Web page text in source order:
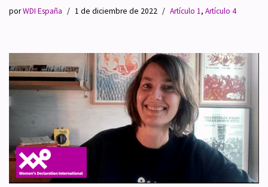
porWDI España 1 de diciembre de 2022 Artículo 1, Artículo 4